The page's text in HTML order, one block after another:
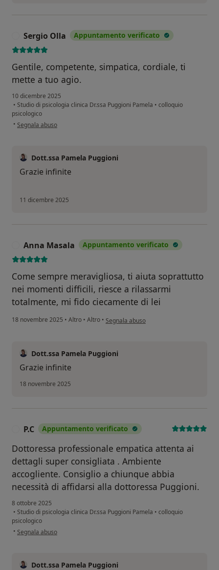
Sergio Olla Appuntamento verificato
Gentile, competente, simpatica, cordiale, ti
mette a tuo agio.
10 dicembre 2025
• Studio di psicologia clinica Dr.ssa Puggioni Pamela • colloquio
psicologico
• secondo l'opinione dell'utente Sergio Olla
Segnala abuso
Dott.ssa Pamela Puggioni
Grazie infinite
11 dicembre 2025
Anna Masala Appuntamento verificato
Come sempre meravigliosa, ti aiuta soprattutto
nei momenti difficili, riesce a rilassarmi
totalmente, mi fido ciecamente di lei
18 novembre 2025 • Altro • Altro • secondo l'opinione dell'utente Anna
Segnala abuso
Dott.ssa Pamela Puggioni
Grazie infinite
18 novembre 2025
P.C Appuntamento verificato
Dottoressa professionale empatica attenta ai
dettagli super consigliata . Ambiente
accogliente. Consiglio a chiunque abbia
necessità di affidarsi alla dottoressa Puggioni.
8 ottobre 2025
• Studio di psicologia clinica Dr.ssa Puggioni Pamela • colloquio
psicologico
• secondo l'opinione dell'utente P.C
Segnala abuso
Dott.ssa Pamela Puggioni